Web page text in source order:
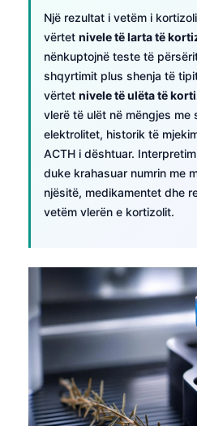
Një rezultat i vetëm i
vërtet nivele të larta të
nënkuptojnë teste të
shqyrtimit plus shenja të
vërtet nivele të ulëta të
vlerë të ulët në mëngjes me
elektrolitet, historik të
ACTH i dështuar.
duke krahasuar numrin me
njësitë, medikamentet dhe
vetëm vlerën e kortizolit.